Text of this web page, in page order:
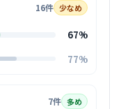
16件 少なめ
67%
77%
7件 多め